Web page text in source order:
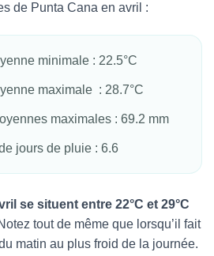
de Punta Cana en avril :
minimale : 22.5°C
maximale : 28.7°C
maximales : 69.2 mm
jours de pluie : 6.6
se situent entre 22°C et 29°C
tout de même que lorsqu’il fait
matin au plus froid de la journée.